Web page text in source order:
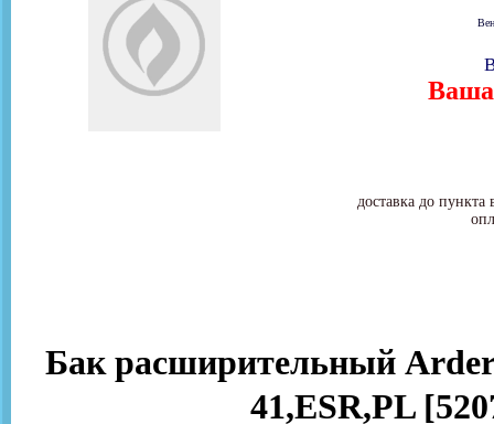
Ваша
доставка до
Бак расширительный
41,ESR,PL